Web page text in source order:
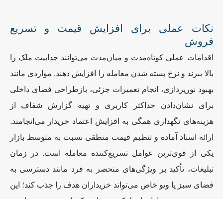
نکات عملی برای افزایش قیمت و تسریع
فروش
اقدامات عملی کوتاه‌مدت و میان‌مدت می‌توانند جذابیت ملک را
بالا ببرند و نرخ بسته شدن معامله را افزایش دهند. مواردی مانند
بهبود نورپردازی، انجام تعمیرات جزئی، بازطراحی فضای داخلی
برای نشان‌دادن حداکثر کاربری و تهیه گزارش شفاف از
هزینه‌های نگهداری همگی به افزایش اعتماد خریدار می‌انجامند.
ارائه اسناد آماده و تنظیم قیمت منطقی نسبت به متوسط بازار
یکی از قوی‌ترین عوامل تسریع‌کننده معامله است. در زمان
تبلیغات، تأکید بر ویژگی‌های منحصر به فرد مانند دسترسی به
فضای سبز یا ویو خاص می‌تواند خریداران هدف را جذب کند؛ این